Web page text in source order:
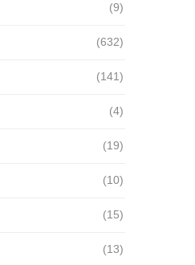
(9)
(632)
(141)
(4)
(19)
(10)
(15)
(13)